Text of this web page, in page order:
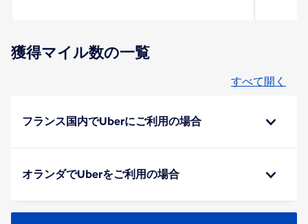
獲得マイル数の一覧
すべて開く
フランス国内でUberにご利用の場合
オランダでUberをご利用の場合